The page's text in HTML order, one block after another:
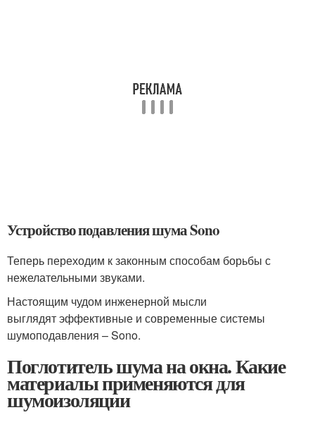
Устройство подавления шума Sono
Теперь переходим к законным способам борьбы с
нежелательными звуками.
Настоящим чудом инженерной мысли
выглядят эффективные и современные системы
шумоподавления – Sono.
Поглотитель шума на окна. Какие
материалы применяются для
шумоизоляции